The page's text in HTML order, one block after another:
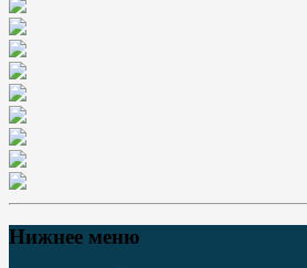
Нижнее меню